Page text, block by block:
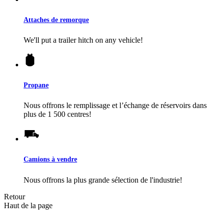
Attaches de remorque
We'll put a trailer hitch on any vehicle!
Propane
Nous offrons le remplissage et l’échange de réservoirs dans
plus de 1 500 centres!
Camions à vendre
Nous offrons la plus grande sélection de l'industrie!
Retour
Haut de la page